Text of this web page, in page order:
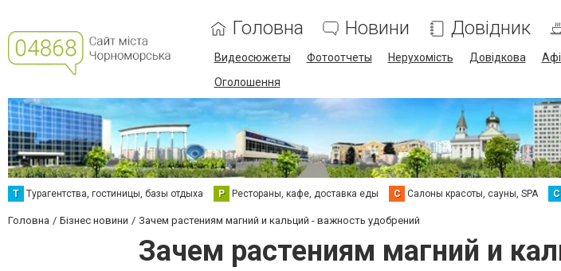
Головна Новини Довідник
Видеосюжеты Фотоотчеты Нерухомість Довідкова
Оголошення
Т Турагентства, гостиницы, базы отдыха Р Рестораны, кафе, доставка еды С Салоны красоты, сауны, SPA С
Головна Бізнес новини Зачем растениям магний и кальций - важность удобрений
Зачем растениям магний и